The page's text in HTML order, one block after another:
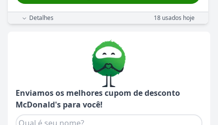
Detalhes 18usados hoje
Enviamos os melhores cupom de desconto
McDonald's para você!